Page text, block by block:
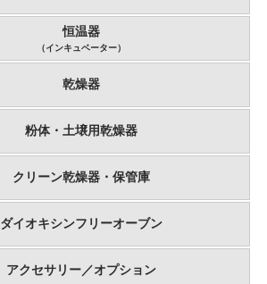
恒温器
（インキュベーター）
乾燥器
粉体・土壌用乾燥器
クリーン乾燥器・保管庫
ダイオキシンフリーオーブン
アクセサリー／オプション